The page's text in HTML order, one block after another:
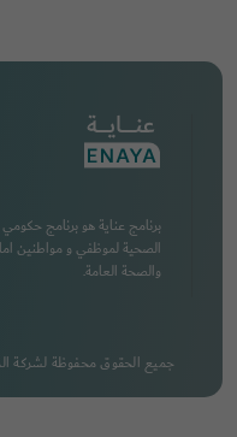
برنامج عناية هو برنامج
الصحية لموظفي و مواطنين
والصحة العامة.
جميع الحقوق محفوظة لشركة